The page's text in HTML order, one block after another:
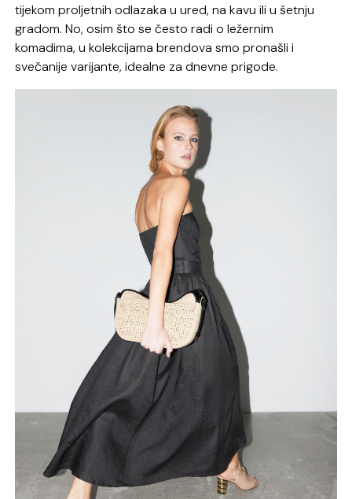
tijekom proljetnih odlazaka u ured, na kavu ili u šetnju
gradom. No, osim što se često radi o ležernim
komadima, u kolekcijama brendova smo pronašli i
svečanije varijante, idealne za dnevne prigode.